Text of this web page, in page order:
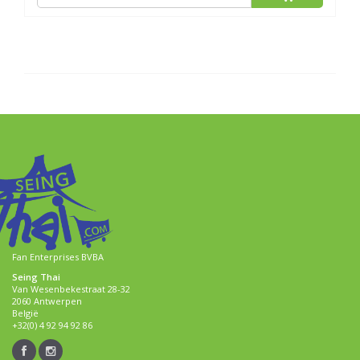
Fan Enterprises BVBA
Seing Thai
Van Wesenbekestraat 28-32
2060 Antwerpen
België
+32(0) 4 92 94 92 86